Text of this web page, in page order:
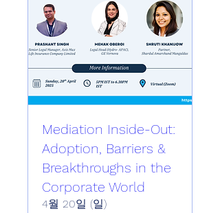
Mediation Inside-Out:
Adoption, Barriers &
Breakthroughs in the
Corporate World
4월 20일 (일)